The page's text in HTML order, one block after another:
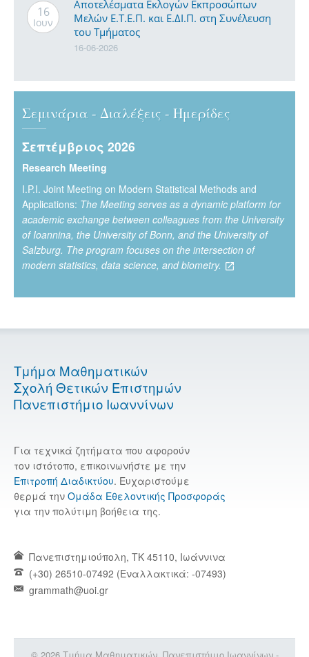
16
Ιουν
Αποτελέσματα Εκλογών Εκπροσώπων
Μελών Ε.Τ.Ε.Π. και Ε.ΔΙ.Π. στη Συνέλευση
του Τμήματος
16-06-2026
Σεμινάρια - Διαλέξεις - Ημερίδες
Σεπτέμβριος 2026
Research Meeting
Ι.P.I. Joint Meeting on Modern Statistical Methods and
Applications: The Meeting serves as a dynamic platform for
academic exchange between colleagues from the University
of Ioannina, the University of Bonn, and the University of
Salzburg. The program focuses on the intersection of
modern statistics, data science, and biometry.
Τμήμα Μαθηματικών
Σχολή Θετικών Επιστημών
Πανεπιστήμιο Ιωαννίνων
Για τεχνικά ζητήματα που αφορούν
τον ιστότοπο, επικοινωνήστε με την
Επιτροπή Διαδικτύου. Ευχαριστούμε
θερμά την Ομάδα Εθελοντικής Προσφοράς
για την πολύτιμη βοήθεια της.
Πανεπιστημιούπολη, TK 45110, Ιωάννινα
(+30) 26510-07492 (Εναλλακτικά: -07493)
grammath@uoi.gr
© 2026 Τμήμα Μαθηματικών, Πανεπιστήμιο Ιωαννίνων -